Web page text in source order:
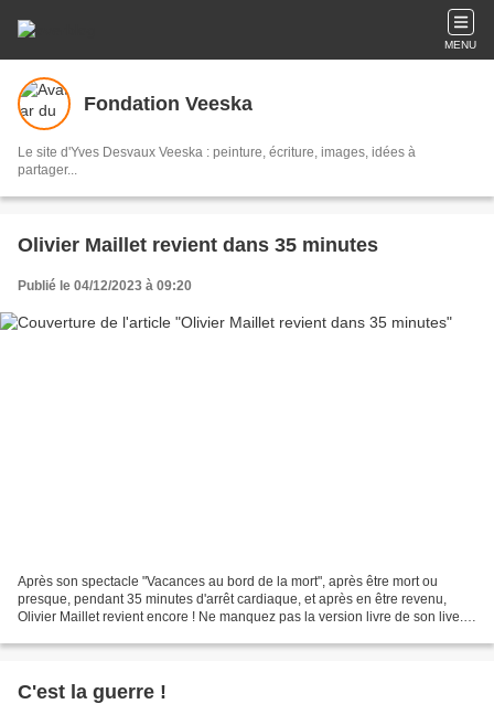
MENU
Fondation Veeska
Le site d'Yves Desvaux Veeska : peinture, écriture, images, idées à
partager...
Olivier Maillet revient dans 35 minutes
Publié le 04/12/2023 à 09:20
Après son spectacle "Vacances au bord de la mort", après être mort ou
presque, pendant 35 minutes d'arrêt cardiaque, et après en être revenu,
Olivier Maillet revient encore ! Ne manquez pas la version livre de son live.
C'est la guerre !